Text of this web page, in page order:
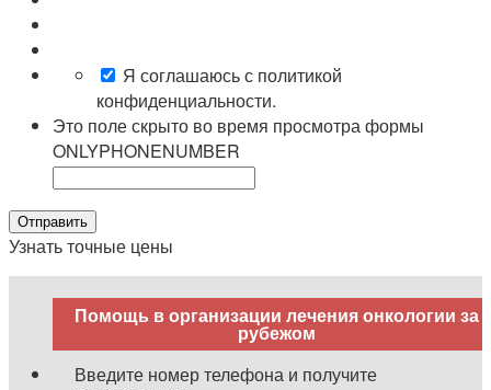
Я соглашаюсь с политикой
конфиденциальности.
Это поле скрыто во время просмотра формы
ONLYPHONENUMBER
Узнать точные цены
Помощь в организации лечения онкологии за
рубежом
Введите номер телефона и получите